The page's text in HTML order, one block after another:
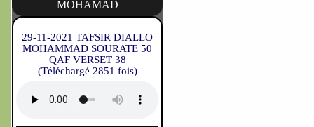
MOHAMAD
29-11-2021 TAFSIR DIALLO
MOHAMMAD SOURATE 50
QAF VERSET 38
(Téléchargé 2851 fois)